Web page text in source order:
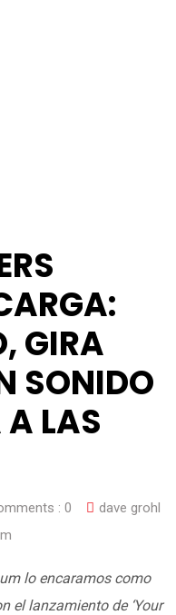
GIRA
SONIDO
A LAS
: 0
dave grohl
lo encaramos como
el lanzamiento de ‘Your